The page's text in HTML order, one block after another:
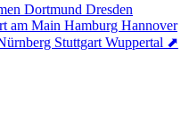
Dortmund Dresden
am Main Hamburg Hannover
Stuttgart Wuppertal ⬈